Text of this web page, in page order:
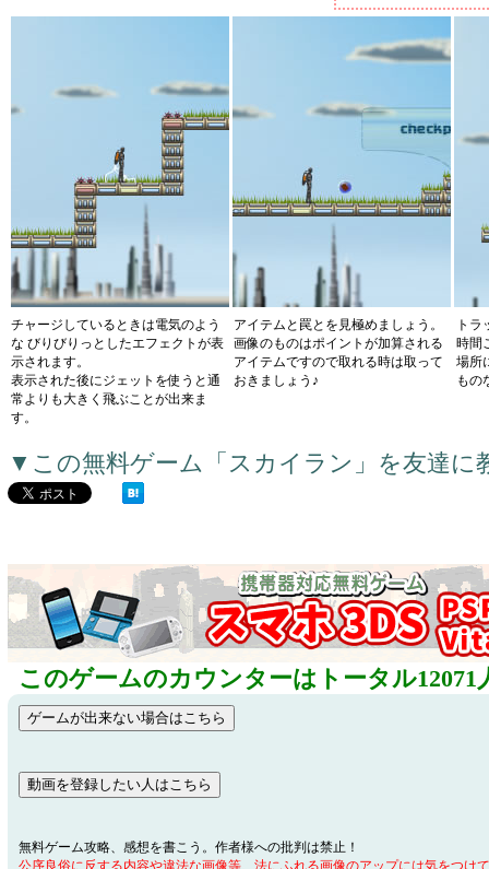
チャージしているときは電気のよう
な びりびりっとしたエフェクトが表
示されます。
表示された後にジェットを使うと通
常よりも大きく飛ぶことが出来ま
す。
アイテムと罠とを見極めましょう。
画像のものはポイントが加算される
アイテムですので取れる時は取って
おきましょう♪
トラ
時間
場所
もの
▼この無料ゲーム「スカイラン」を友達に
このゲームのカウンターはトータル12071
無料ゲーム攻略、感想を書こう。作者様への批判は禁止！
公序良俗に反する内容や違法な画像等、法にふれる画像のアップには気をつけ